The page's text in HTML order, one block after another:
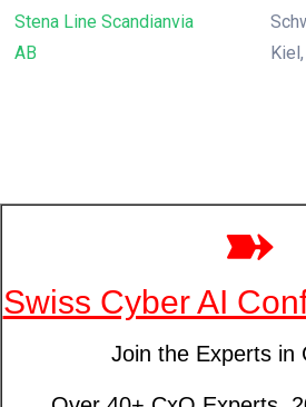
Stena Line Scandianvia
AB